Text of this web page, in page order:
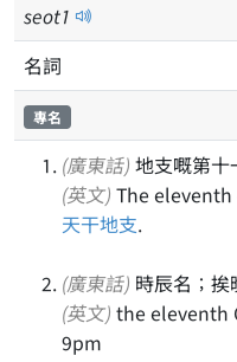
seot1
名詞
專名
(廣東話) 地支嘅第十
(英文) The eleventh
天干地支.
(廣東話) 時辰名；
(英文) the eleventh
9pm